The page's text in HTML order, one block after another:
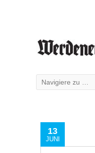
13
JUNI